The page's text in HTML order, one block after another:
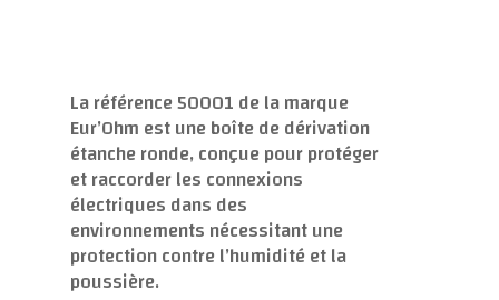
La référence 50001 de la marque
Eur’Ohm est une boîte de dérivation
étanche ronde, conçue pour protéger
et raccorder les connexions
électriques dans des
environnements nécessitant une
protection contre l’humidité et la
poussière.